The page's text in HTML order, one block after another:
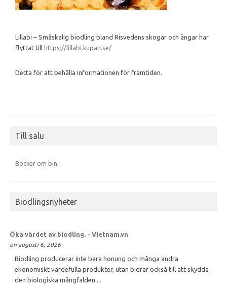
Lillabi – Småskalig biodling bland Risvedens skogar och ängar har
flyttat till https://lillabi.kupan.se/
Detta för att behålla informationen för framtiden.
Till salu
Böcker om bin.
Biodlingsnyheter
Öka värdet av biodling. - Vietnam.vn
on augusti 6, 2026
Biodling producerar inte bara honung och många andra
ekonomiskt värdefulla produkter, utan bidrar också till att skydda
den biologiska mångfalden ...